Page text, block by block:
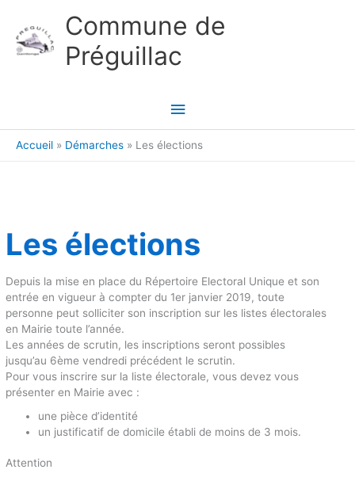
Commune de
Préguillac
Menu
principal
Accueil Démarches Les élections
Les élections
Depuis la mise en place du Répertoire Electoral Unique et son
entrée en vigueur à compter du 1er janvier 2019, toute
personne peut solliciter son inscription sur les listes électorales
en Mairie toute l’année.
Les années de scrutin, les inscriptions seront possibles
jusqu’au 6ème vendredi précédent le scrutin.
Pour vous inscrire sur la liste électorale, vous devez vous
présenter en Mairie avec :
une pièce d’identité
un justificatif de domicile établi de moins de 3 mois.
Attention